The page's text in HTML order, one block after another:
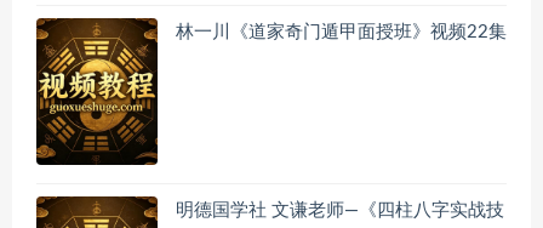
林一川《道家奇门遁甲面授班》视频22集
明德国学社 文谦老师—《四柱八字实战技